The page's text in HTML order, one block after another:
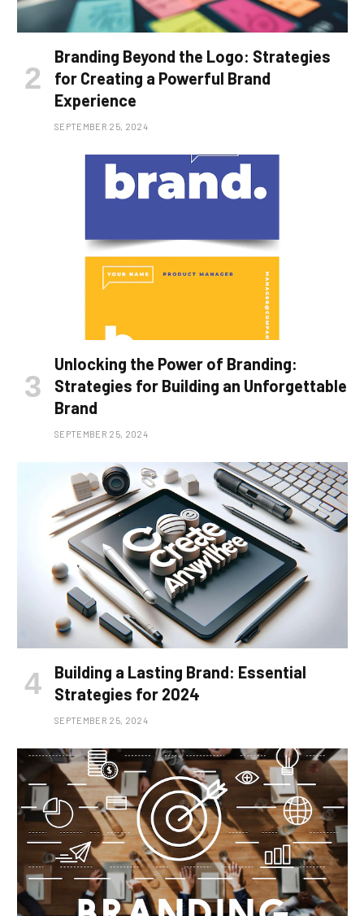
Branding Beyond the Logo: Strategies
for Creating a Powerful Brand
Experience
SEPTEMBER 25, 2024
Unlocking the Power of Branding:
Strategies for Building an Unforgettable
Brand
SEPTEMBER 25, 2024
Building a Lasting Brand: Essential
Strategies for 2024
SEPTEMBER 25, 2024